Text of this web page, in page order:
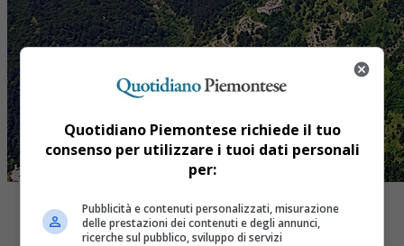
Quotidiano Piemontese richiede il tuo
consenso per utilizzare i tuoi dati personali
per:
Pubblicità e contenuti personalizzati, misurazione
delle prestazioni dei contenuti e degli annunci,
ricerche sul pubblico, sviluppo di servizi